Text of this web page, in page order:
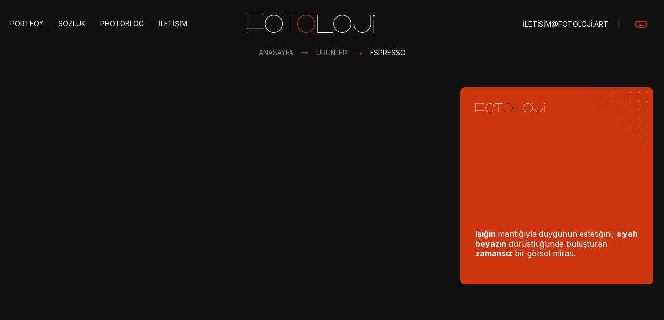
PORTFÖY SÖZLÜK PHOTOBLOG İLETIŞIM ILETISIM@FOTOLOJI.ART
ANASAYFA ÜRÜNLER
ESPRESSO
Işığın mantığıyla duygunun estetiğini, siyah
beyazın dürüstlüğünde buluşturan
zamansız bir görsel miras.